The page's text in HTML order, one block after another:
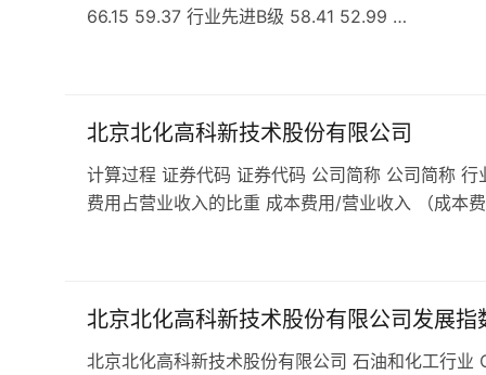
66.15 59.37 行业先进B级 58.41 52.99 …
北京北化高科新技术股份有限公司
计算过程 证券代码 证券代码 公司简称 公司简称
费用占营业收入的比重 成本费用/营业收入 （成本
北京北化高科新技术股份有限公司发展指
北京北化高科新技术股份有限公司 石油和化工行